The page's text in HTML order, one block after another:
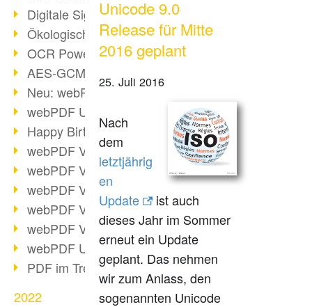
Digitale Signaturen
Ökologischen Abdruck reduzieren
OCR Power für Profis
AES-GCM-Unterstützung (PDF 2.0)
Neu: webPDF Developer Hub
webPDF Update 9.0.0.2898
Happy Birthday, PDF!
webPDF Video-Session 4
webPDF Video-Session 3
webPDF Video-Session 2
webPDF Video-Session 1
webPDF Video-Session Termine
webPDF Update 9.0.0.2843
PDF im Trend
2022
Unicode 9.0
Release für Mitte
2016 geplant
25. Juli 2016
Nach
dem
letztjährig
en
Update
ist auch
dieses Jahr im Sommer
erneut ein Update
geplant. Das nehmen
wir zum Anlass, den
sogenannten Unicode